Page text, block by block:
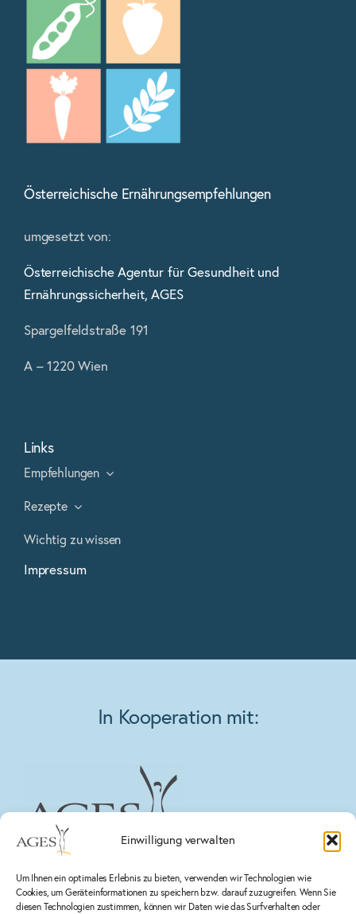
Einwilligung verwalten
Um Ihnen ein optimales Erlebnis zu bieten, verwenden wir Technologien wie
Cookies, um Geräteinformationen zu speichern bzw. darauf zuzugreifen. Wenn Sie
diesen Technologien zustimmen, können wir Daten wie das Surfverhalten oder
Österreichische Ernährungsempfehlungen
umgesetzt von:
Österreichische Agentur für Gesundheit und
Ernährungssicherheit, AGES
Spargelfeldstraße 191
A – 1220 Wien
Links
Empfehlungen
Rezepte
Wichtig zu wissen
Impressum
In Kooperation mit: